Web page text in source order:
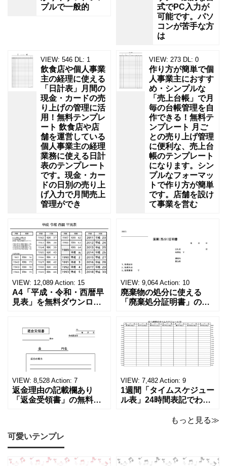
プルで一般的
式でPC入力が
可能です。パソ
コンが苦手な方
は
VIEW: 546 DL: 1
飲食店や個人事業
主の経理に使える
「日計表」月間の
現金・カードの売
り上げの管理に活
用！無料テンプレ
ート 飲食店や店
舗を運営している
個人事業主の経理
業務に使える日計
表のテンプレート
です。現金・カー
ドの日別の売り上
げ入力で月間売上
管理ができ
VIEW: 273 DL: 0
作り方が簡単で個
人事業主におすす
め・シンプルな
「売上台帳」で月
毎の台帳管理を自
作できる！無料テ
ンプレート 月ご
との売り上げ管理
に便利な、売上台
帳のテンプレート
になります。シン
プルなフォーマッ
トで作り方が簡単
です。店舗を設け
て事業を営む
VIEW: 12,089 Action: 15
A4「平成・令和・西暦早
見表」を無料ダウンロー
る！印刷可能な一覧表！
印刷可能な平成・令和・
西暦早見表を無料ダウン
ロードでご利用いただけ
ます。 パソコンに保存し
ていただくか、A4サイズ
でコピーしてご
VIEW: 9,064 Action: 10
廃棄物の処分に使える
「廃棄処分証明書」の無
ーカーの代理店、回収業
者へおすすめ！(Excel・
Word・PDF)正しく廃棄
されたことを証明する書
類「廃棄処分証明書」の
テンプレートです。 量販
店や家電メーカーの代理
店、回収
VIEW: 8,528 Action: 7
返金理由の記載欄あり
「返金受領書」の無料テ
め！過払い･誤入金などが
発生した際にも使える、
モノクロでシンプルな
VIEW: 7,482 Action: 9
1週間「タイムスケジュー
ル表」24時間表記でわか
ト！A4横型ExcelやWord
表になります。 A4横型サ
もっと見る≫
可愛いテンプレ